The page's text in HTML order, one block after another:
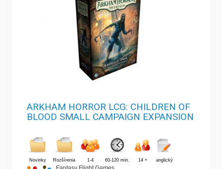
ARKHAM HORROR LCG: CHILDREN OF
BLOOD SMALL CAMPAIGN EXPANSION
Novinky Rozšírenia 1-4 60-120 min. 14 + anglický